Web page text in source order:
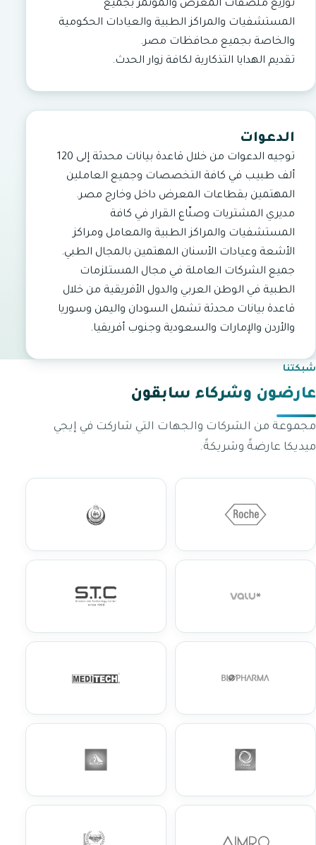
توزيع ملصقات المعرض والمؤتمر بجميع
المستشفيات والمراكز الطبية والعيادات الحكومية
والخاصة بجميع محافظات مصر.
تقديم الهدايا التذكارية لكافة زوار الحدث.
الدعوات
توجيه الدعوات من خلال قاعدة بيانات محدثة إلى 120
ألف طبيب في كافة التخصصات وجميع العاملين
المهتمين بقطاعات المعرض داخل وخارج مصر.
مديري المشتريات وصنّاع القرار في كافة
المستشفيات والمراكز الطبية والمعامل ومراكز
الأشعة وعيادات الأسنان المهتمين بالمجال الطبي.
جميع الشركات العاملة في مجال المستلزمات
الطبية في الوطن العربي والدول الأفريقية من خلال
قاعدة بيانات محدثة تشمل السودان واليمن وسوريا
والأردن والإمارات والسعودية وجنوب أفريقيا.
شبكتنا
عارضون وشركاء سابقون
مجموعة من الشركات والجهات التي شاركت في إيجي
ميديكا عارضةً وشريكةً.